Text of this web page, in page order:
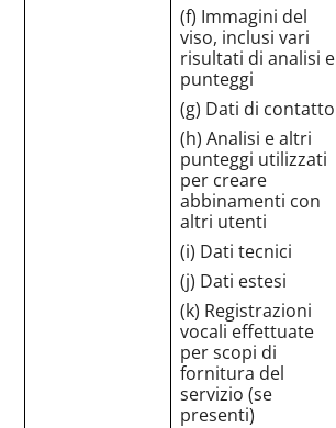
(f) Immagini del
viso, inclusi vari
risultati di analisi e
punteggi
(g) Dati di contatto
(h) Analisi e altri
punteggi utilizzati
per creare
abbinamenti con
altri utenti
(i) Dati tecnici
(j) Dati estesi
(k) Registrazioni
vocali effettuate
per scopi di
fornitura del
servizio (se
presenti)